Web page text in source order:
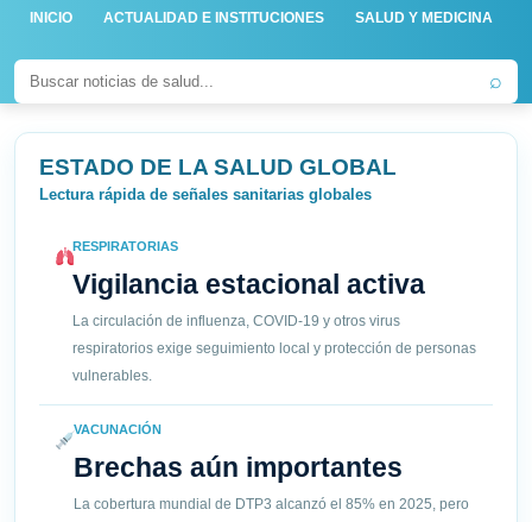
INICIO ACTUALIDAD E INSTITUCIONES SALUD Y MEDICINA
⌕
ESTADO DE LA SALUD GLOBAL
Lectura rápida de señales sanitarias globales
RESPIRATORIAS
Vigilancia estacional activa
La circulación de influenza, COVID-19 y otros virus
respiratorios exige seguimiento local y protección de personas
vulnerables.
VACUNACIÓN
Brechas aún importantes
La cobertura mundial de DTP3 alcanzó el 85% en 2025, pero